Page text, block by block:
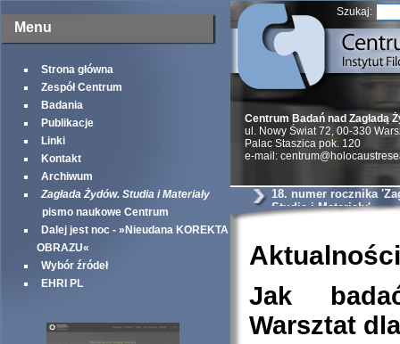
Menu
Strona główna
Zespół Centrum
Badania
Publikacje
Linki
Kontakt
Archiwum
Zagłada Żydów. Studia i Materiały
pismo naukowe Centrum
Dalej jest noc - »Nieudana KOREKTA
OBRAZU«
Wybór źródeł
EHRI PL
Szukaj:
Centrum Badań nad Zagładą
ul. Nowy Świat 72, 00-330
Palac Staszica pok. 120
e-mail:
18. numer rocznika
Studia i Materiały'
Aktualności
Jak
Warsztat